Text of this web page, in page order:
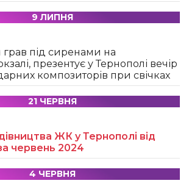
9 ЛИПНЯ
грав під сиренами на
презентує у Тернополі вечір
композиторів при свічках
21 ЧЕРВНЯ
ЖК у Тернополі від
червень 2024
4 ЧЕРВНЯ